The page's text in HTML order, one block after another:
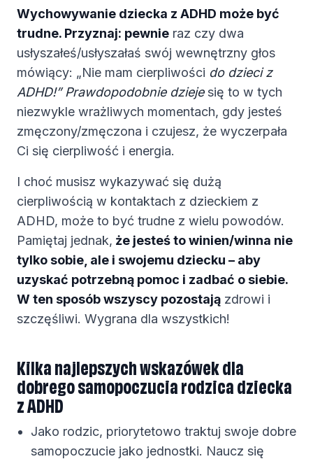
Wychowywanie dziecka z ADHD może być
trudne. Przyznaj: pewnie raz czy dwa
usłyszałeś/usłyszałaś swój wewnętrzny głos
mówiący: „Nie mam cierpliwości do dzieci z
ADHD!” Prawdopodobnie dziejesię to w tych
niezwykle wrażliwych momentach, gdy jesteś
zmęczony/zmęczona i czujesz, że wyczerpała
Ci się cierpliwość i energia.
I choć musisz wykazywać się dużą
cierpliwością w kontaktach z dzieckiem z
ADHD, może to być trudne z wielu powodów.
Pamiętaj jednak, że jesteś to winien/winna nie
tylko sobie, ale i swojemu dziecku – aby
uzyskać potrzebną pomoc i zadbać o siebie.
W ten sposób wszyscy pozostają zdrowi i
szczęśliwi. Wygrana dla wszystkich!
Kilka najlepszych wskazówek dla
dobrego samopoczucia rodzica dziecka
z ADHD
Jako rodzic, priorytetowo traktuj swoje dobre
samopoczucie jako jednostki. Naucz się